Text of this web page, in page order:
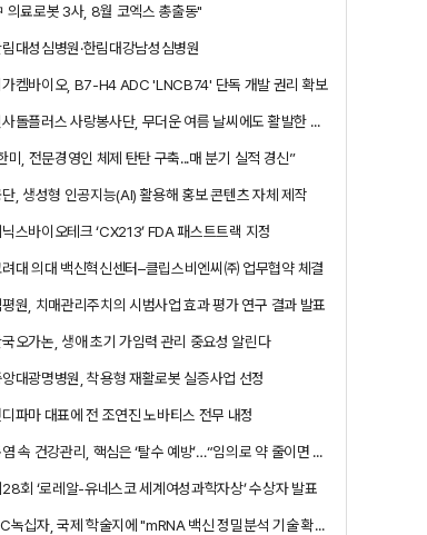
의료로봇 3사, 8월 코엑스 총출동"
대성심병원·한림대강남성심병원
가켐바이오, B7-H4 ADC 'LNCB74' 단독 개발 권리 확보
인사돌플러스 사랑봉사단, 무더운 여름 날씨에도 활발한 봉사활동 펼쳐
미, 전문경영인 체제 탄탄 구축...매 분기 실적 경신”
, 생성형 인공지능(AI) 활용해 홍보 콘텐츠 자체 제작
스바이오테크 ‘CX213’ FDA 패스트트랙 지정
대 의대 백신혁신센터–클립스비엔씨㈜ 업무협약 체결
원, 치매관리주치의 시범사업 효과 평가 연구 결과 발표
오가논, 생애 초기 가임력 관리 중요성 알린다
대광명병원, 착용형 재활로봇 실증사업 선정
파마 대표에 전 조연진 노바티스 전무 내정
폭염 속 건강관리, 핵심은 ‘탈수 예방’…“임의로 약 줄이면 안 돼”
회 ‘로레알-유네스코 세계여성과학자상’ 수상자 발표
GC녹십자, 국제 학술지에 "mRNA 백신 정밀분석 기술 확보" 게재